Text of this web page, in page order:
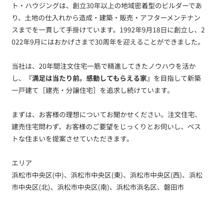
ト・ハウジングは、創立30年以上の地域密着型のビルダーであ
り、土地の仕入れから造成・建築・販売・アフターメンテナン
スまでを一貫して手掛けています。1992年9月18日に創立し、2
022年9月にはおかげさまで30周年を迎えることができました。
当社は、20年間注文住宅一筋で精進してきたノウハウを活か
し、
『満足は当たり前。感動してもらえる家』 を目指して新築
一戸建て［建売・分譲住宅］を追求し続けています。
まずは、お客様の理想についてお聞かせください。注文住宅、
建売住宅問わず、お客様のご要望をじっくりとお伺いし、ベス
トな住まいを提案させていただきます。
エリア
浜松市中央区(中)、浜松市中央区(東)、浜松市中央区(西)、浜松
市中央区(北)、浜松市中央区(南)、浜松市浜名区、磐田市